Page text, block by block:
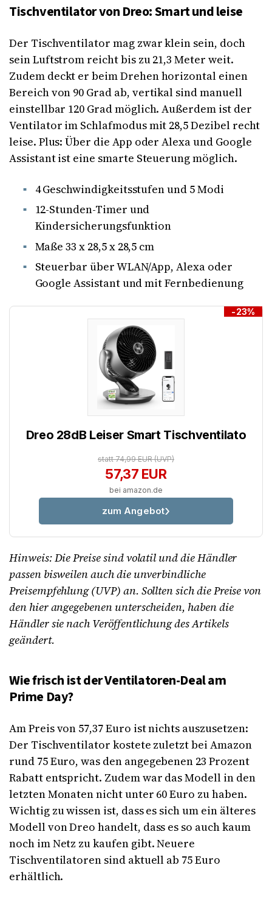
Tischventilator von Dreo: Smart und leise
Der Tischventilator mag zwar klein sein, doch
sein Luftstrom reicht bis zu 21,3 Meter weit.
Zudem deckt er beim Drehen horizontal einen
Bereich von 90 Grad ab, vertikal sind manuell
einstellbar 120 Grad möglich. Außerdem ist der
Ventilator im Schlafmodus mit 28,5 Dezibel recht
leise. Plus: Über die App oder Alexa und Google
Assistant ist eine smarte Steuerung möglich.
4 Geschwindigkeitsstufen und 5 Modi
12-Stunden-Timer und
Kindersicherungsfunktion
Maße 33 x 28,5 x 28,5 cm
Steuerbar über WLAN/App, Alexa oder
Google Assistant und mit Fernbedienung
-23%
Dreo 28dB Leiser Smart Tischventilato
statt 74,99 EUR(UVP)
57,37 EUR
bei amazon.de
zum Angebot
Hinweis: Die Preise sind volatil und die Händler
passen bisweilen auch die unverbindliche
Preisempfehlung (UVP) an. Sollten sich die Preise von
den hier angegebenen unterscheiden, haben die
Händler sie nach Veröffentlichung des Artikels
geändert.
Wie frisch ist der Ventilatoren-Deal am
Prime Day?
Am Preis von 57,37 Euro ist nichts auszusetzen:
Der Tischventilator kostete zuletzt bei Amazon
rund 75 Euro, was den angegebenen 23 Prozent
Rabatt entspricht. Zudem war das Modell in den
letzten Monaten nicht unter 60 Euro zu haben.
Wichtig zu wissen ist, dass es sich um ein älteres
Modell von Dreo handelt, dass es so auch kaum
noch im Netz zu kaufen gibt. Neuere
Tischventilatoren sind aktuell ab 75 Euro
erhältlich.